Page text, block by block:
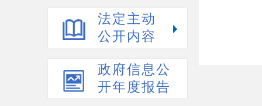
法定主动
公开内容
政府信息公
开年度报告